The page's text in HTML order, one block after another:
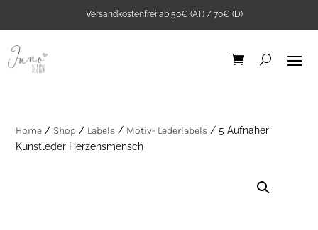
Versandkostenfrei ab 50€ (AT) / 70€ (D)
Home / Shop / Labels / Motiv- Lederlabels / 5 Aufnäher
Kunstleder Herzensmensch